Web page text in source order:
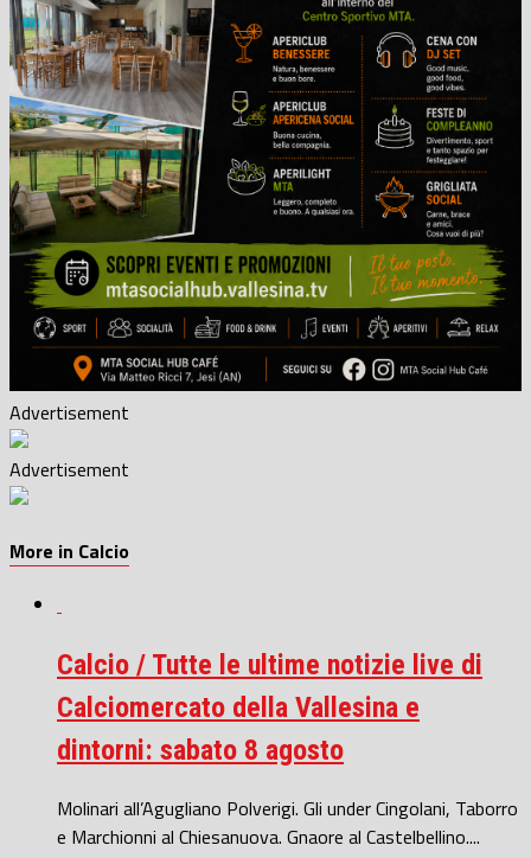
Advertisement
Advertisement
More in Calcio
Calcio / Tutte le ultime notizie live di
Calciomercato della Vallesina e
dintorni: sabato 8 agosto
Molinari all’Agugliano Polverigi. Gli under Cingolani, Taborro
e Marchionni al Chiesanuova. Gnaore al Castelbellino....